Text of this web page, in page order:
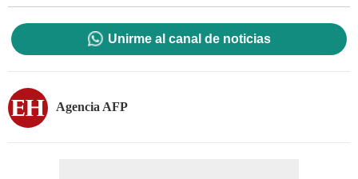
Unirme al canal de noticias
Agencia AFP